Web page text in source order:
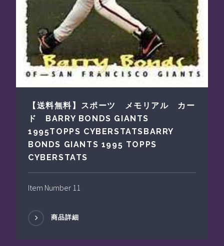
【送料無料】スポーツ メモリアル カー
ド BARRY BONDS GIANTS
1995TOPPS CYBERSTATSBARRY
BONDS GIANTS 1995 TOPPS
CYBERSTATS
Item Number 11
商品詳細